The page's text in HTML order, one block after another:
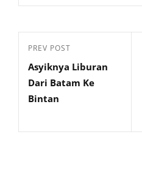
Navigasi
pos
Previous
Post
PREV POST
Asyiknya Liburan
Dari Batam Ke
Bintan